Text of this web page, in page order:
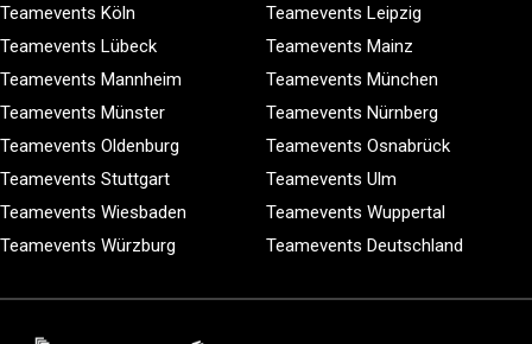
Teamevents Köln
Teamevents Leipzig
Teamevents Lübeck
Teamevents Mainz
Teamevents Mannheim
Teamevents München
Teamevents Münster
Teamevents Nürnberg
Teamevents Oldenburg
Teamevents Osnabrück
Teamevents Stuttgart
Teamevents Ulm
Teamevents Wiesbaden
Teamevents Wuppertal
Teamevents Würzburg
Teamevents Deutschland